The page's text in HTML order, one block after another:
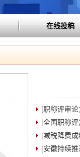
在线投稿
[职称评审
[全国职称
[减税降费
[安徽持续